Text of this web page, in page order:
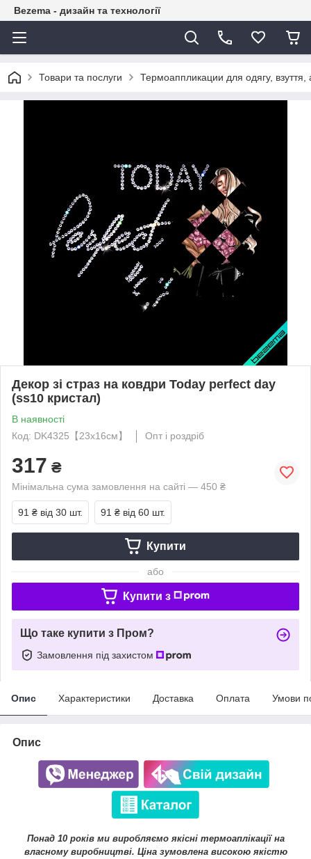
Bezema - дизайн та технології
Товари та послуги Термоаппликации для одягу, взуття,
Декор зі страз на ковдри Today perfect day
(ss10 кристал)
В наявності
Код: DK4325【23x16см】
Опт і роздріб
317 ₴
Мінімальна сума замовлення на сайті — 450 ₴
91 ₴ від 30 шт. 91 ₴ від 60 шт.
Купити
або
Купити з
Що таке купити з Пром?
Замовлення під захистом
Опис Характеристики Доставка Оплата Умови
Опис
Понад 10 років ми виробляємо якісні термоаплікації на
власному виробництві. Ціна зумовлена високою якістю